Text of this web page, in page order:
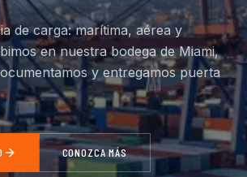
de carga: marítima, aérea y
en nuestra bodega de Miami,
y entregamos puerta
CONOZCA MÁS